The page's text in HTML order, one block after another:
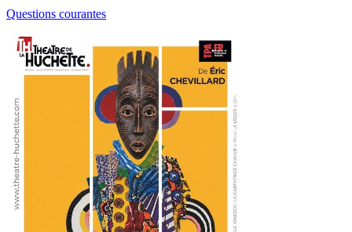
Questions courantes